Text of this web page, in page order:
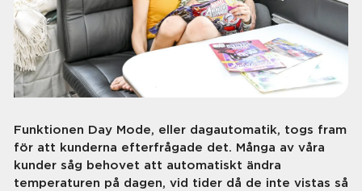
Funktionen Day Mode, eller dagautomatik, togs fram
för att kunderna efterfrågade det. Många av våra
kunder såg behovet att automatiskt ändra
temperaturen på dagen, vid tider då de inte vistas så